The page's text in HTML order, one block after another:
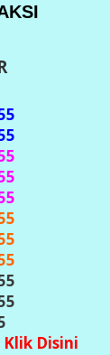
Klik Disini